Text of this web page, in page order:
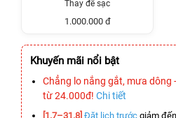
Thay đế sạc
1.000.000 đ
Khuyến mãi nổi bật
Chẳng lo nắng gắt, mưa dông
từ 24.000đ! Chi tiết
[1.7–31.8] Đặt lịch trước giảm đến